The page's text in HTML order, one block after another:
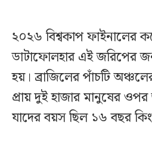
২০২৬ বিশ্বকাপ ফাইনালের
ডাটাফোলহার এই জরিপের
হয়। ব্রাজিলের পাঁচটি
প্রায় দুই হাজার মানুষের
যাদের বয়স ছিল ১৬ বছর